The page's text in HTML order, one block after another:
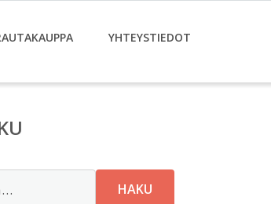
YHTEYSTIEDOT
HAKU